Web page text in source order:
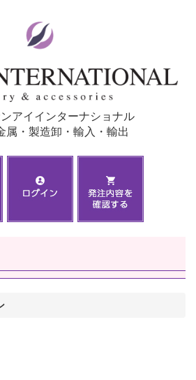
アイインターナショナル
属・製造卸・輸入・輸出